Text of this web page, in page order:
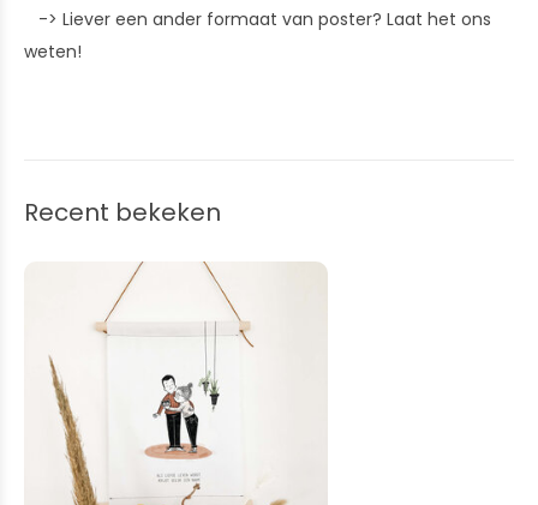
-> Liever een ander formaat van poster? Laat het ons
weten!
Recent bekeken